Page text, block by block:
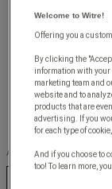
Antal lådor :
Welcome to Witre!
Offering you a
By clicking the
information with
marketing team and
website and to
products that are
advertising. If you
for each type of
And if you choose to
too! To learn more,